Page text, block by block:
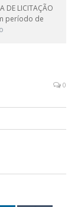
DE LICITAÇÃO
período de
0